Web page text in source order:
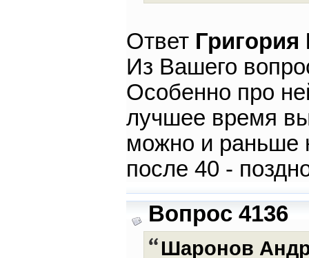
Ответ
Из Вашего
Особенно про
лучшее время
можно и раньше
после 40 -
Вопрос 4136
Шаронов